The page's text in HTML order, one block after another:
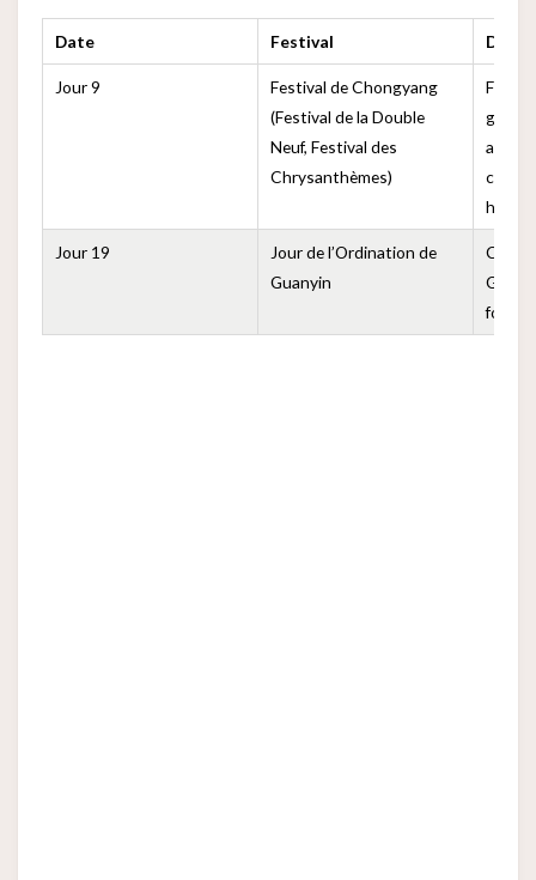
Date Festival
Jour 9
Festival de Chongyang
(Festival de la Double
Neuf, Festival des
Chrysanthèmes)
gravir
Jour 19
Jour de l’Ordination de
Guanyin
foyer